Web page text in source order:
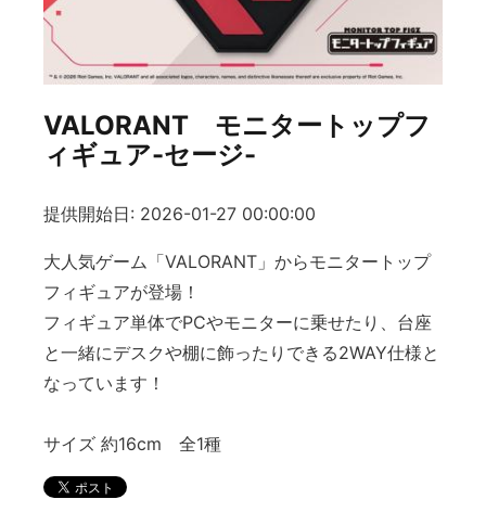
VALORANT モニタートップフ
ィギュア-セージ-
提供開始日: 2026-01-27 00:00:00
大人気ゲーム「VALORANT」からモニタートップ
フィギュアが登場！
フィギュア単体でPCやモニターに乗せたり、台座
と一緒にデスクや棚に飾ったりできる2WAY仕様と
なっています！
サイズ 約16cm 全1種